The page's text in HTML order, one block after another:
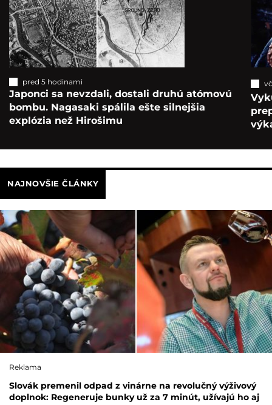
pred 5 hodinami
Japonci sa nevzdali, dostali druhú atómovú
bombu. Nagasaki spálila ešte silnejšia
explózia než Hirošimu
NAJNOVŠIE ČLÁNKY
Reklama
Slovák premenil odpad z vinárne na revolučný výživový
doplnok: Regeneruje bunky už za 7 minút, užívajú ho aj